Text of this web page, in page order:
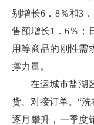
别增长6．8％和3
售额增长1．6％；
用等商品的刚性需
撑力量。
在运城市盐湖
货、对接订单。“
逐月攀升，一季度